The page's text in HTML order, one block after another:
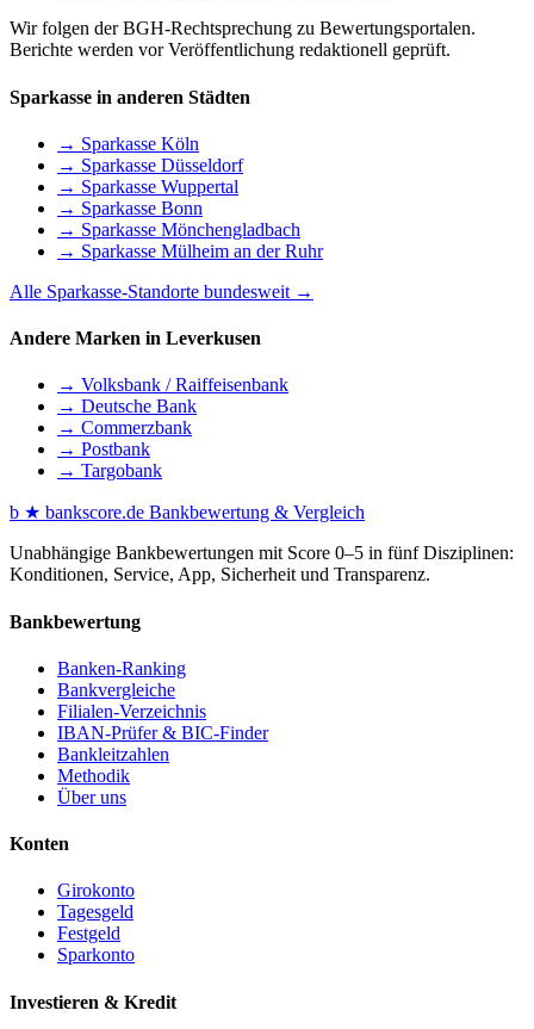
Wir folgen der BGH-Rechtsprechung zu Bewertungsportalen.
Berichte werden vor Veröffentlichung redaktionell geprüft.
Sparkasse in anderen Städten
→ Sparkasse Köln
→ Sparkasse Düsseldorf
→ Sparkasse Wuppertal
→ Sparkasse Bonn
→ Sparkasse Mönchengladbach
→ Sparkasse Mülheim an der Ruhr
Alle Sparkasse-Standorte bundesweit →
Andere Marken in Leverkusen
→ Volksbank / Raiffeisenbank
→ Deutsche Bank
→ Commerzbank
→ Postbank
→ Targobank
b ★ bankscore.de Bankbewertung & Vergleich
Unabhängige Bankbewertungen mit Score 0–5 in fünf Disziplinen:
Konditionen, Service, App, Sicherheit und Transparenz.
Bankbewertung
Banken-Ranking
Bankvergleiche
Filialen-Verzeichnis
IBAN-Prüfer & BIC-Finder
Bankleitzahlen
Methodik
Über uns
Konten
Girokonto
Tagesgeld
Festgeld
Sparkonto
Investieren & Kredit